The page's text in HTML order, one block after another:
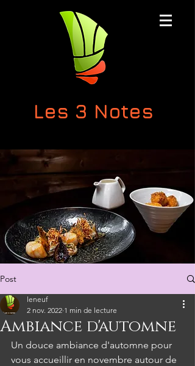
Les 3 Notes
Post
Ambiance d'automne
leneuf
2 nov. 2022 1 min de lecture
Un douce ambiance d'automne pour
vous accueillir en novembre autour de